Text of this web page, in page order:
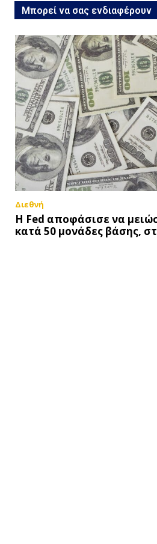
Μπορεί να σας ενδιαφέρουν
Διεθνή
Η Fed αποφάσισε να
κατά 50 μονάδες βάσης,